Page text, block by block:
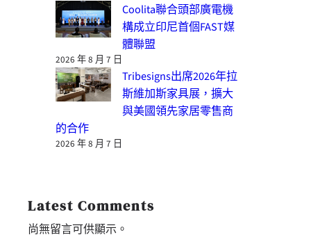
Coolita聯合頭部廣電機
構成立印尼首個FAST媒
體聯盟
2026 年 8 月 7 日
Tribesigns出席2026年拉
斯維加斯家具展，擴大
與美國領先家居零售商
的合作
2026 年 8 月 7 日
Latest Comments
尚無留言可供顯示。